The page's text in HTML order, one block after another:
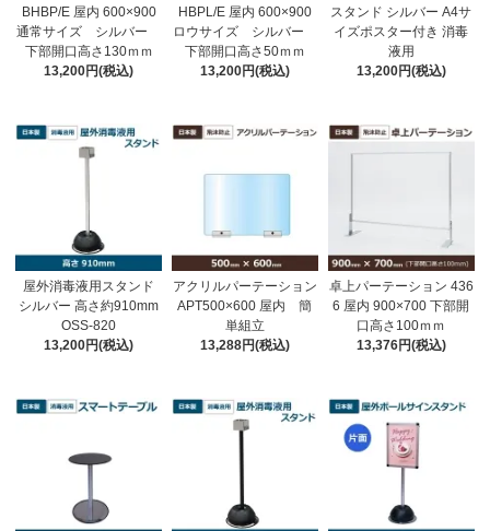
BHBP/E 屋内 600×900
通常サイズ シルバー
下部開口高さ130ｍｍ
13,200円(税込)
HBPL/E 屋内 600×900
ロウサイズ シルバー
下部開口高さ50ｍｍ
13,200円(税込)
スタンド シルバー A4サ
イズポスター付き 消毒
液用
13,200円(税込)
屋外消毒液用スタンド
シルバー 高さ約910mm
OSS-820
13,200円(税込)
アクリルパーテーション
APT500×600 屋内 簡
単組立
13,288円(税込)
卓上パーテーション 436
6 屋内 900×700 下部開
口高さ100ｍｍ
13,376円(税込)